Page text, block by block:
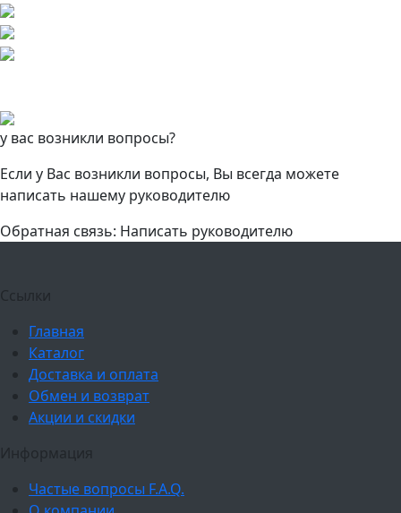
у вас возникли вопросы?
Если у Вас возникли вопросы, Вы всегда можете
написать нашему руководителю
Обратная связь: Написать руководителю
Ссылки
Главная
Каталог
Доставка и оплата
Обмен и возврат
Акции и скидки
Информация
Частые вопросы F.A.Q.